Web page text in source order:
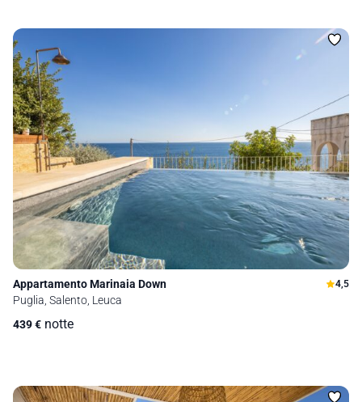
Appartamento Marinaia Down 4,5
Puglia, Salento, Leuca
439€ notte